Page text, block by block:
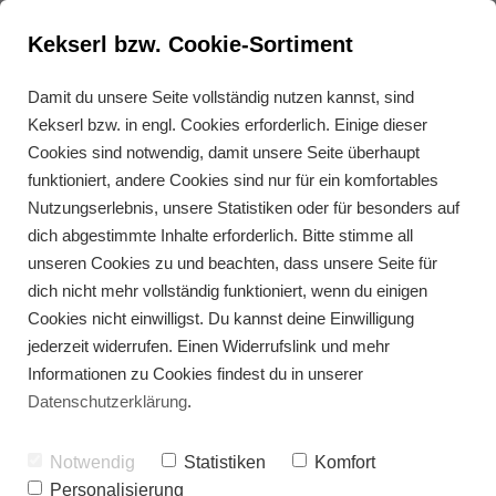
Express Antipasti-Brot
Kekserl bzw. Cookie-Sortiment
Damit du unsere Seite vollständig nutzen kannst, sind
Kekserl bzw. in engl. Cookies erforderlich. Einige dieser
Cookies sind notwendig, damit unsere Seite überhaupt
funktioniert, andere Cookies sind nur für ein komfortables
Nutzungserlebnis, unsere Statistiken oder für besonders auf
dich abgestimmte Inhalte erforderlich. Bitte stimme all
unseren Cookies zu und beachten, dass unsere Seite für
dich nicht mehr vollständig funktioniert, wenn du einigen
Cookies nicht einwilligst. Du kannst deine Einwilligung
jederzeit widerrufen. Einen Widerrufslink und mehr
Informationen zu Cookies findest du in unserer
Datenschutzerklärung.
Notwendig Statistiken
Komfort
Personalisierung